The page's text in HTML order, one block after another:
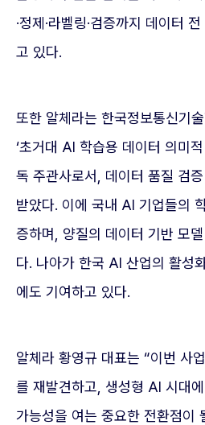
·정제·라벨링·검증까지 데이터
고 있다.
또한 알체라는 한국정보통신기
‘초거대 AI 학습용 데이터 의미
독 주관사로서, 데이터 품질 검
받았다. 이에 국내 AI 기업들의
증하며, 양질의 데이터 기반 모
다. 나아가 한국 AI 산업의 활성
에도 기여하고 있다.
알체라 황영규 대표는 “이번 사
를 재발견하고, 생성형 AI 시대
가능성을 여는 중요한 전환점이